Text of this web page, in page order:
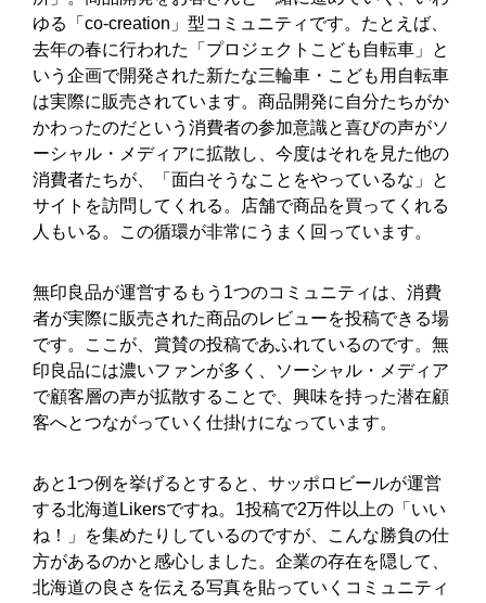
ゆる「co-creation」型コミュニティです。たとえば、
去年の春に行われた「プロジェクトこども自転車」と
いう企画で開発された新たな三輪車・こども用自転車
は実際に販売されています。商品開発に自分たちがか
かわったのだという消費者の参加意識と喜びの声がソ
ーシャル・メディアに拡散し、今度はそれを見た他の
消費者たちが、「面白そうなことをやっているな」と
サイトを訪問してくれる。店舗で商品を買ってくれる
人もいる。この循環が非常にうまく回っています。
無印良品が運営するもう1つのコミュニティは、消費
者が実際に販売された商品のレビューを投稿できる場
です。ここが、賞賛の投稿であふれているのです。無
印良品には濃いファンが多く、ソーシャル・メディア
で顧客層の声が拡散することで、興味を持った潜在顧
客へとつながっていく仕掛けになっています。
あと1つ例を挙げるとすると、サッポロビールが運営
する北海道Likersですね。1投稿で2万件以上の「いい
ね！」を集めたりしているのですが、こんな勝負の仕
方があるのかと感心しました。企業の存在を隠して、
北海道の良さを伝える写真を貼っていくコミュニティ